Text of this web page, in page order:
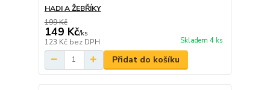
HADI A ŽEBŘÍKY
199 Kč
149 Kč/ks
123 Kč bez DPH Skladem 4 ks
Přidat do košíku